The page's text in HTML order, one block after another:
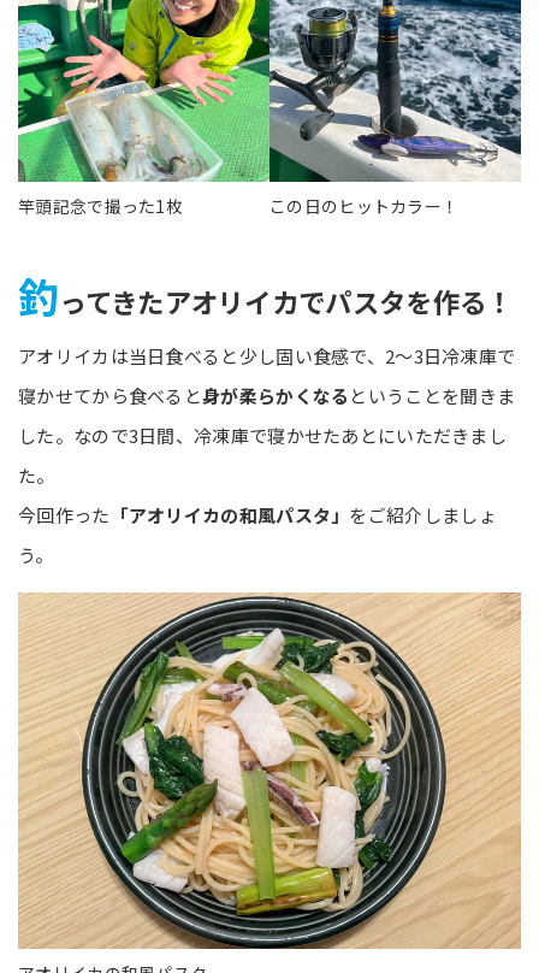
竿頭記念で撮った1枚 この日のヒットカラー！
釣ってきたアオリイカでパスタを作る！
アオリイカは当日食べると少し固い食感で、2～3日冷凍庫で
寝かせてから食べると身が柔らかくなる ということを聞きま
した。なので3日間、冷凍庫で寝かせたあとにいただきまし
た。
今回作った 「アオリイカの和風パスタ」 をご紹介しましょ
う。